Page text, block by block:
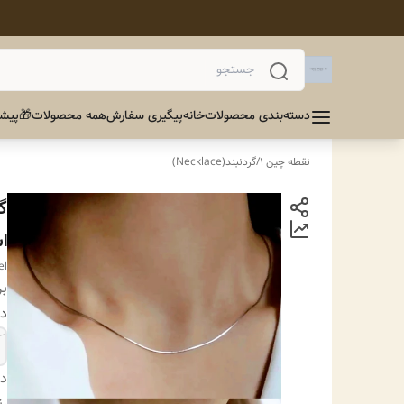
دسته‌بندی محصولاتخانهپیگیری سفارشهمه محصولات
نقطه چین 1 /گردنبند(Necklace)